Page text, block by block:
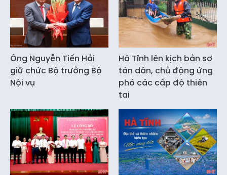
Ông Nguyễn Tiến Hải
giữ chức Bộ trưởng Bộ
Nội vụ
Hà Tĩnh lên kịch bản sơ
tán dân, chủ động ứng
phó các cấp độ thiên
tai